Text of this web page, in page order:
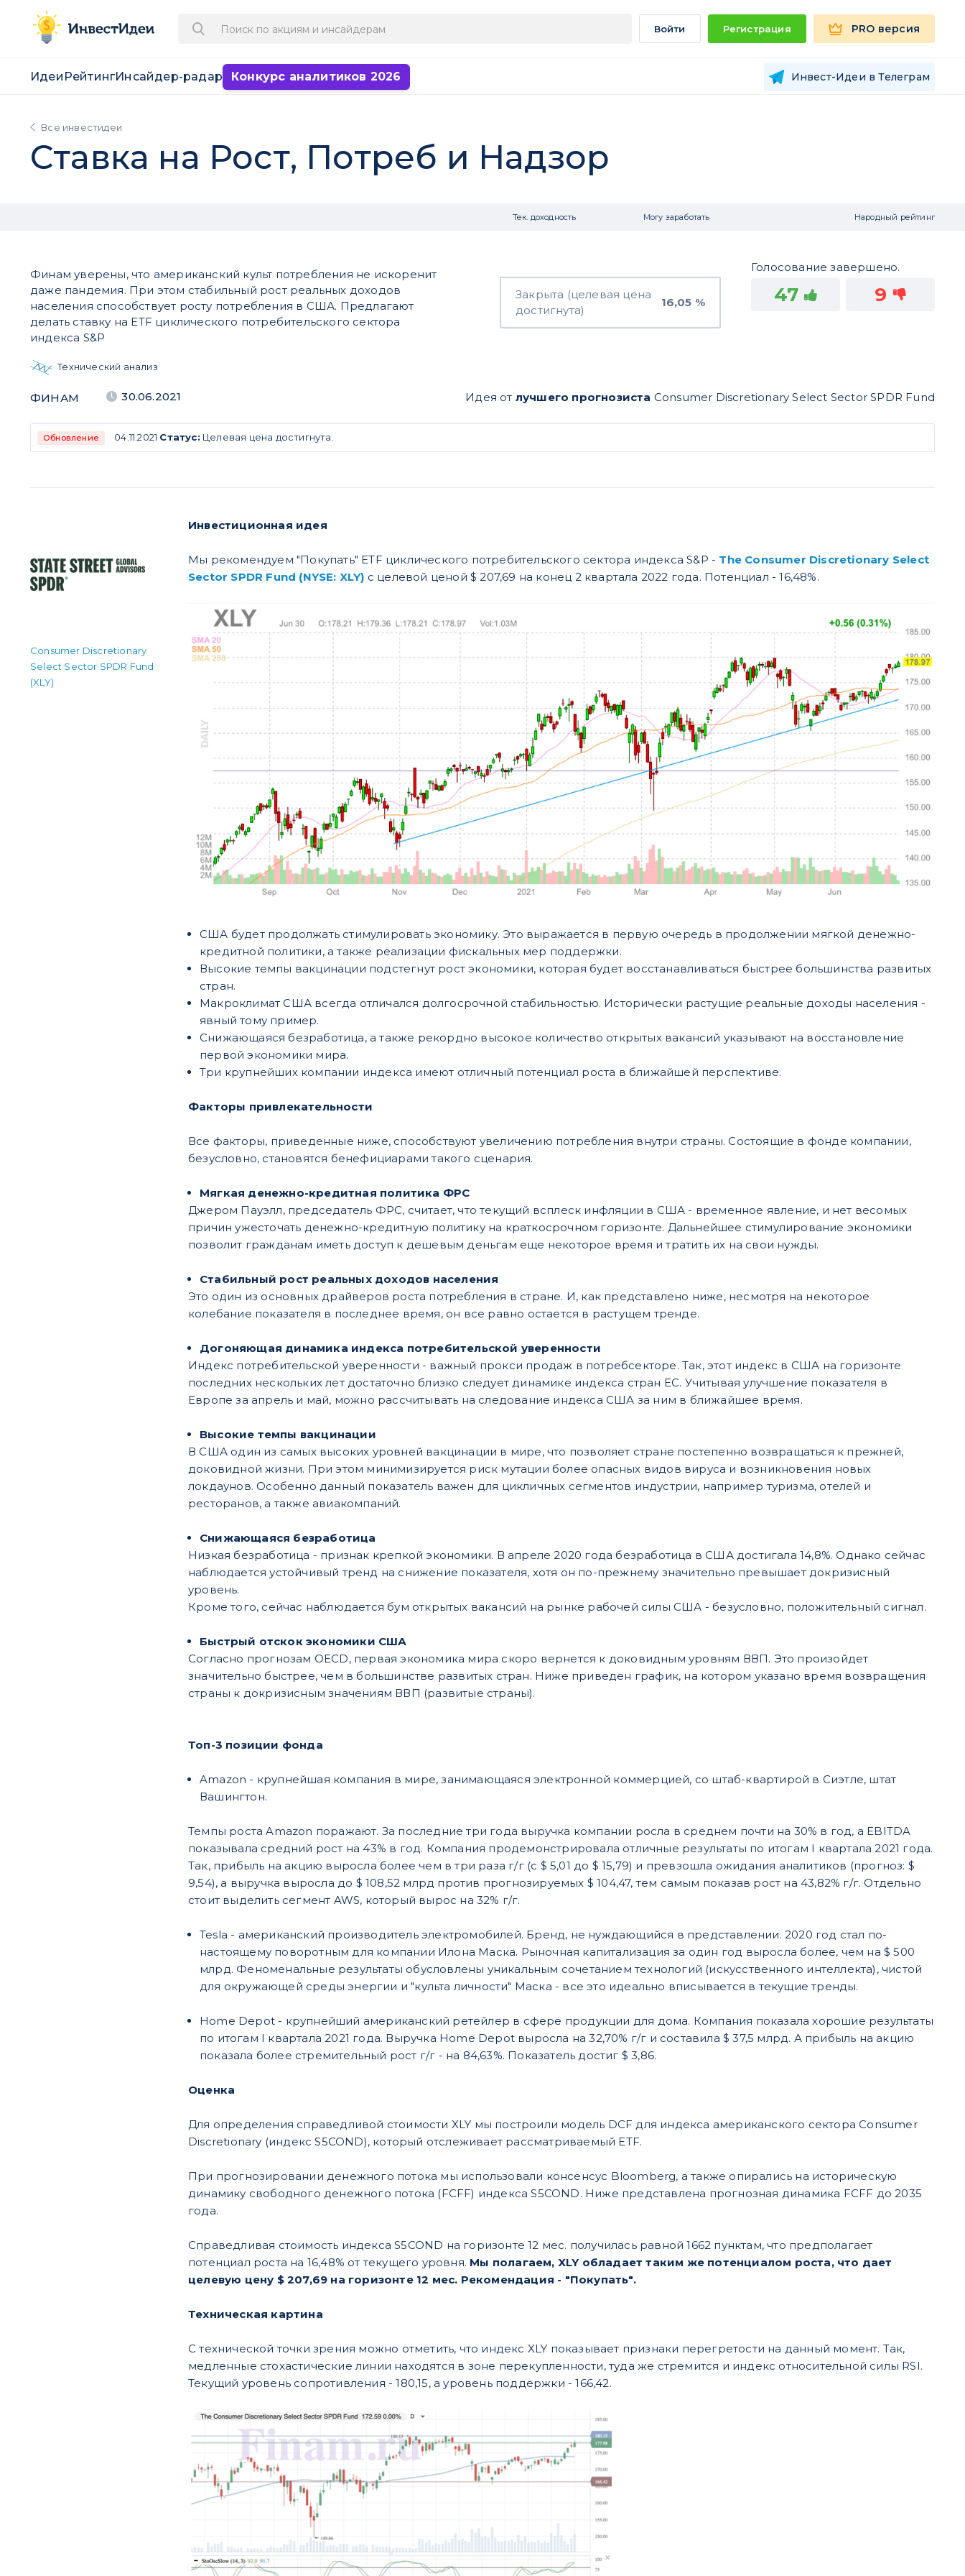
Войти Регистрация PRO версия
Идеи РейтингИнсайдер-радар Конкурс аналитиков 2026 Инвест-Идеи в Телеграм
Все инвестидеи
Ставка на Рост, Потреб и Надзор
Тек. доходность Могу заработать Народный рейтинг
Финам уверены, что американский культ потребления не искоренит
даже пандемия. При этом стабильный рост реальных доходов
населения способствует росту потребления в США. Предлагают
делать ставку на ETF циклического потребительского сектора
индекса S&P
Закрыта (целевая цена
достигнута)
16,05 %
Голосование завершено.
47 9
Технический анализ
ФИНАМ 30.06.2021 Идея от лучшего прогнозиста Consumer Discretionary Select Sector SPDR Fund
Обновление 04.11.2021 Статус: Целевая цена достигнута.
Consumer Discretionary
Select Sector SPDR Fund
(XLY)
Инвестиционная идея
Мы рекомендуем "Покупать" ETF циклического потребительского сектора индекса S&P - The Consumer Discretionary Select
Sector SPDR Fund (NYSE: XLY) с целевой ценой $ 207,69 на конец 2 квартала 2022 года. Потенциал - 16,48%.
США будет продолжать стимулировать экономику. Это выражается в первую очередь в продолжении мягкой денежно-
кредитной политики, а также реализации фискальных мер поддержки.
Высокие темпы вакцинации подстегнут рост экономики, которая будет восстанавливаться быстрее большинства развитых
стран.
Макроклимат США всегда отличался долгосрочной стабильностью. Исторически растущие реальные доходы населения -
явный тому пример.
Снижающаяся безработица, а также рекордно высокое количество открытых вакансий указывают на восстановление
первой экономики мира.
Три крупнейших компании индекса имеют отличный потенциал роста в ближайшей перспективе.
Факторы привлекательности
Все факторы, приведенные ниже, способствуют увеличению потребления внутри страны. Состоящие в фонде компании,
безусловно, становятся бенефициарами такого сценария.
Мягкая денежно-кредитная политика ФРС
Джером Пауэлл, председатель ФРС, считает, что текущий всплеск инфляции в США - временное явление, и нет весомых
причин ужесточать денежно-кредитную политику на краткосрочном горизонте. Дальнейшее стимулирование экономики
позволит гражданам иметь доступ к дешевым деньгам еще некоторое время и тратить их на свои нужды.
Стабильный рост реальных доходов населения
Это один из основных драйверов роста потребления в стране. И, как представлено ниже, несмотря на некоторое
колебание показателя в последнее время, он все равно остается в растущем тренде.
Догоняющая динамика индекса потребительской уверенности
Индекс потребительской уверенности - важный прокси продаж в потребсекторе. Так, этот индекс в США на горизонте
последних нескольких лет достаточно близко следует динамике индекса стран ЕС. Учитывая улучшение показателя в
Европе за апрель и май, можно рассчитывать на следование индекса США за ним в ближайшее время.
Высокие темпы вакцинации
В США один из самых высоких уровней вакцинации в мире, что позволяет стране постепенно возвращаться к прежней,
доковидной жизни. При этом минимизируется риск мутации более опасных видов вируса и возникновения новых
локдаунов. Особенно данный показатель важен для цикличных сегментов индустрии, например туризма, отелей и
ресторанов, а также авиакомпаний.
Снижающаяся безработица
Низкая безработица - признак крепкой экономики. В апреле 2020 года безработица в США достигала 14,8%. Однако сейчас
наблюдается устойчивый тренд на снижение показателя, хотя он по-прежнему значительно превышает докризисный
уровень.
Кроме того, сейчас наблюдается бум открытых вакансий на рынке рабочей силы США - безусловно, положительный сигнал.
Быстрый отскок экономики США
Согласно прогнозам OECD, первая экономика мира скоро вернется к доковидным уровням ВВП. Это произойдет
значительно быстрее, чем в большинстве развитых стран. Ниже приведен график, на котором указано время возвращения
страны к докризисным значениям ВВП (развитые страны).
Топ-3 позиции фонда
Amazon - крупнейшая компания в мире, занимающаяся электронной коммерцией, со штаб-квартирой в Сиэтле, штат
Вашингтон.
Темпы роста Amazon поражают. За последние три года выручка компании росла в среднем почти на 30% в год, а EBITDA
показывала средний рост на 43% в год. Компания продемонстрировала отличные результаты по итогам I квартала 2021 года.
Так, прибыль на акцию выросла более чем в три раза г/г (с $ 5,01 до $ 15,79) и превзошла ожидания аналитиков (прогноз: $
9,54), а выручка выросла до $ 108,52 млрд против прогнозируемых $ 104,47, тем самым показав рост на 43,82% г/г. Отдельно
стоит выделить сегмент AWS, который вырос на 32% г/г.
Tesla - американский производитель электромобилей. Бренд, не нуждающийся в представлении. 2020 год стал по-
настоящему поворотным для компании Илона Маска. Рыночная капитализация за один год выросла более, чем на $ 500
млрд. Феноменальные результаты обусловлены уникальным сочетанием технологий (искусственного интеллекта), чистой
для окружающей среды энергии и "культа личности" Маска - все это идеально вписывается в текущие тренды.
Home Depot - крупнейший американский ретейлер в сфере продукции для дома. Компания показала хорошие результаты
по итогам I квартала 2021 года. Выручка Home Depot выросла на 32,70% г/г и составила $ 37,5 млрд. А прибыль на акцию
показала более стремительный рост г/г - на 84,63%. Показатель достиг $ 3,86.
Оценка
Для определения справедливой стоимости XLY мы построили модель DCF для индекса американского сектора Consumer
Discretionary (индекс S5COND), который отслеживает рассматриваемый ETF.
При прогнозировании денежного потока мы использовали консенсус Bloomberg, а также опирались на историческую
динамику свободного денежного потока (FCFF) индекса S5COND. Ниже представлена прогнозная динамика FCFF до 2035
года.
Справедливая стоимость индекса S5COND на горизонте 12 мес. получилась равной 1662 пунктам, что предполагает
потенциал роста на 16,48% от текущего уровня. Мы полагаем, XLY обладает таким же потенциалом роста, что дает
целевую цену $ 207,69 на горизонте 12 меc. Рекомендация - "Покупать".
Техническая картина
С технической точки зрения можно отметить, что индекс XLY показывает признаки перегретости на данный момент. Так,
медленные стохастические линии находятся в зоне перекупленности, туда же стремится и индекс относительной силы RSI.
Текущий уровень сопротивления - 180,15, а уровень поддержки - 166,42.